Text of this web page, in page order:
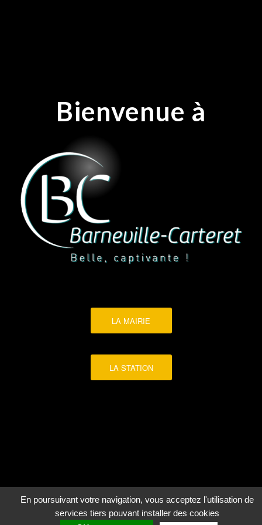
Bienvenue à
LA MAIRIE
LA STATION
Ville de Barneville-Carteret |Gestion des cookies| Création :Objectif-
En poursuivant votre navigation, vous acceptez l'utilisation de
services tiers pouvant installer des cookies